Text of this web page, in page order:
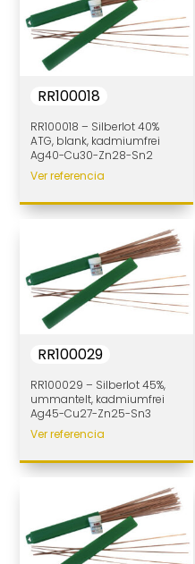
RR100018
RR100018 – Silberlot 40%
ATG, blank, kadmiumfrei
Ag40-Cu30-Zn28-Sn2
Ver referencia
RR100029
RR100029 – Silberlot 45%,
ummantelt, kadmiumfrei
Ag45-Cu27-Zn25-Sn3
Ver referencia